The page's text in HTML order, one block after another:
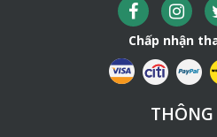
Chấp nhận